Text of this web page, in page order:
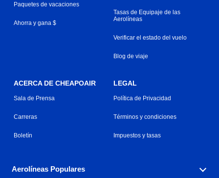
Paquetes de vacaciones
Ahorra y gana $
Tasas de Equipaje de las
Aerolíneas
Verificar el estado del vuelo
Blog de viaje
ACERCA DE CHEAPOAIR
Sala de Prensa
Carreras
Boletín
LEGAL
Política de Privacidad
Términos y condiciones
Impuestos y tasas
Aerolíneas Populares